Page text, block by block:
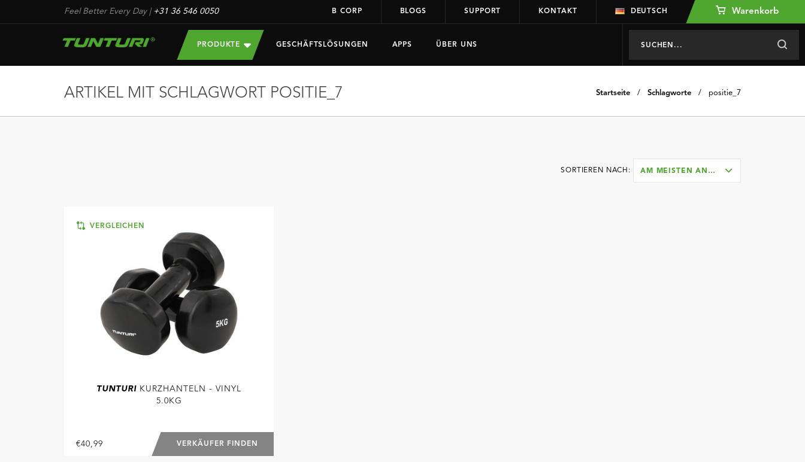
Feel Better Every Day| +31 36 546 0050 B CORP BLOGS SUPPORT KONTAKT DEUTSCH Warenkorb
PRODUKTE GESCHÄFTSLÖSUNGEN APPS ÜBER UNS
Startseite / Schlagworte / positie_7
ARTIKEL MIT SCHLAGWORT POSITIE_7
SORTIEREN NACH: AM MEISTEN ANGESEHEN
VERGLEICHEN
TUNTURI KURZHANTELN - VINYL
5.0KG
€40,99 VERKÄUFER FINDEN